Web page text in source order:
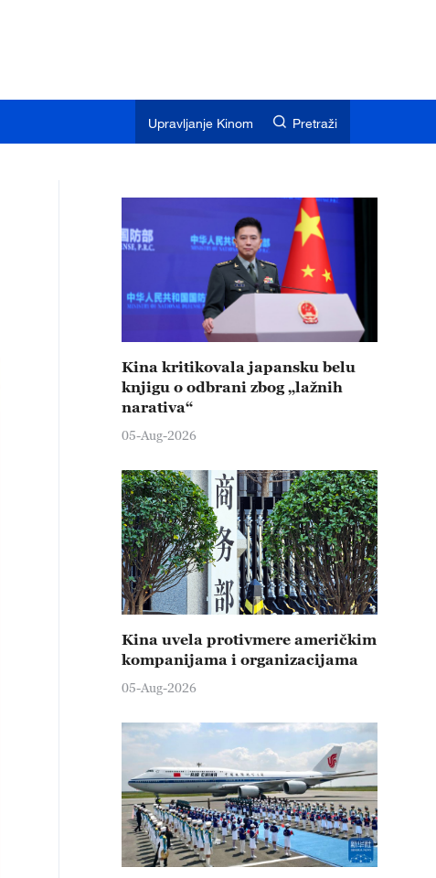
Upravljanje Kinom Pretraži
Kina kritikovala japansku belu
knjigu o odbrani zbog „lažnih
narativa“
05-Aug-2026
Kina uvela protivmere američkim
kompanijama i organizacijama
05-Aug-2026